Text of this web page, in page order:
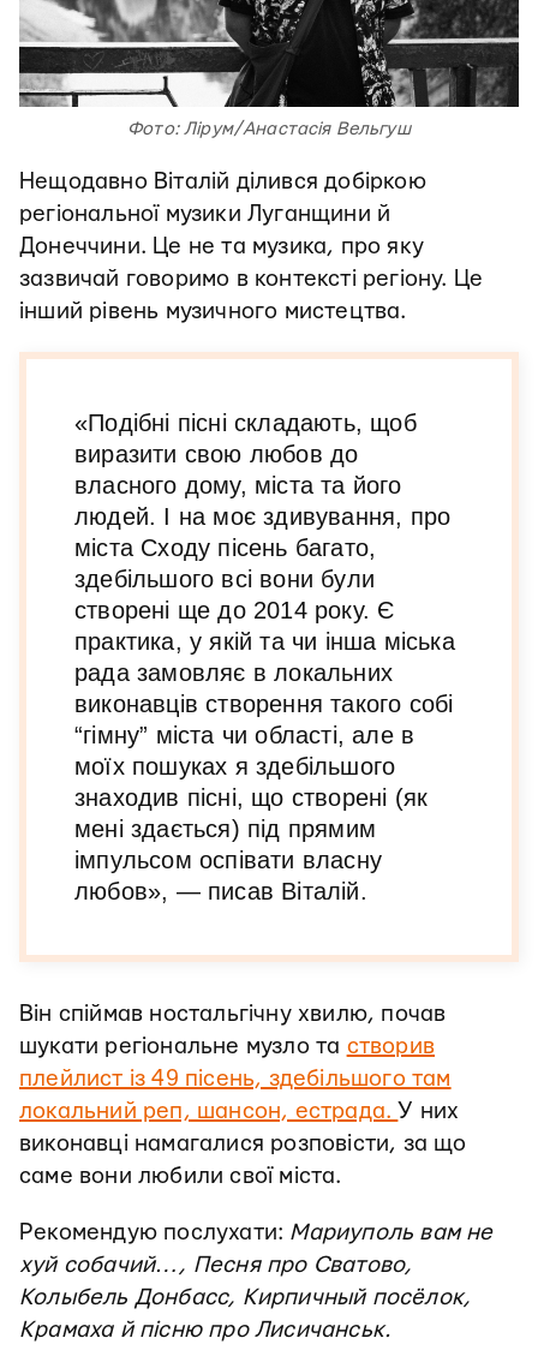
Фото: Лірум/Анастасія Вельгуш
Нещодавно Віталій ділився добіркою
регіональної музики Луганщини й
Донеччини. Це не та музика, про яку
зазвичай говоримо в контексті регіону. Це
інший рівень музичного мистецтва.
«Подібні пісні складають, щоб
виразити свою любов до
власного дому, міста та його
людей. І на моє здивування, про
міста Сходу пісень багато,
здебільшого всі вони були
створені ще до 2014 року. Є
практика, у якій та чи інша міська
рада замовляє в локальних
виконавців створення такого собі
“гімну” міста чи області, але в
моїх пошуках я здебільшого
знаходив пісні, що створені (як
мені здається) під прямим
імпульсом оспівати власну
любов», — писав Віталій.
Він спіймав ностальгічну хвилю, почав
шукати регіональне музло та створив
плейлист із 49 пісень, здебільшого там
локальний реп, шансон, естрада. У них
виконавці намагалися розповісти, за що
саме вони любили свої міста.
Рекомендую послухати: Мариуполь вам не
хуй собачий…, Песня про Сватово,
Колыбель Донбасс, Кирпичный посёлок,
Крамаха й пісню про Лисичанськ.